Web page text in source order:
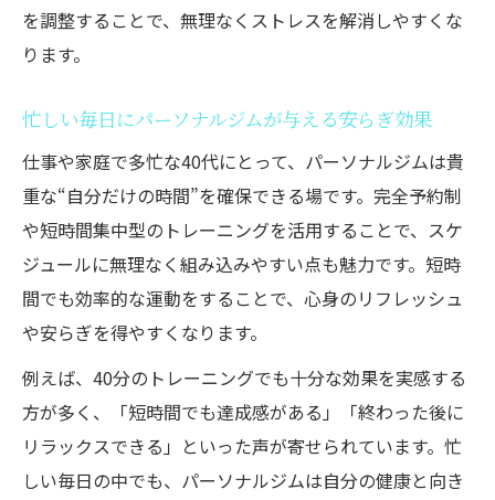
を調整することで、無理なくストレスを解消しやすくな
ります。
忙しい毎日にパーソナルジムが与える安らぎ効果
仕事や家庭で多忙な40代にとって、パーソナルジムは貴
重な“自分だけの時間”を確保できる場です。完全予約制
や短時間集中型のトレーニングを活用することで、スケ
ジュールに無理なく組み込みやすい点も魅力です。短時
間でも効率的な運動をすることで、心身のリフレッシュ
や安らぎを得やすくなります。
例えば、40分のトレーニングでも十分な効果を実感する
方が多く、「短時間でも達成感がある」「終わった後に
リラックスできる」といった声が寄せられています。忙
しい毎日の中でも、パーソナルジムは自分の健康と向き